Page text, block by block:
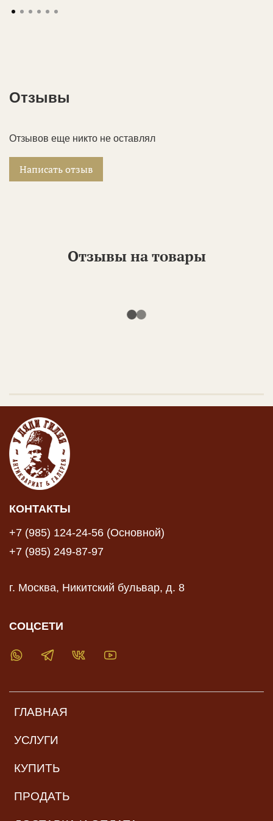
Отзывы
Отзывов еще никто не оставлял
Написать отзыв
Отзывы на товары
ГЛАВНАЯ
УСЛУГИ
КУПИТЬ
ПРОДАТЬ
КОНТАКТЫ
+7 (985) 124-24-56 (Основной)
+7 (985) 249-87-97
г. Москва, Никитский бульвар, д. 8
СОЦСЕТИ